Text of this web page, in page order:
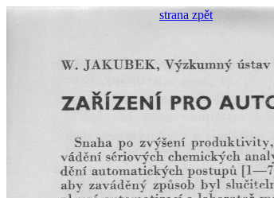
strana zpět